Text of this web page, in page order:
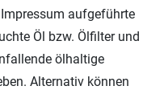
aufgeführte
Öl bzw. Ölfilter und
ölhaltige
Alternativ können